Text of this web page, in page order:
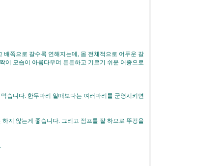
쪽으로 갈수록 연해지는데, 몸 전체적으로 어두운 갈
이 모습이 아름다우며 튼튼하고 기르기 쉬운 어종으로
습니다. 한두마리 일때보다는 여러마리를 군영시키면
지 않는게 좋습니다. 그리고 점프를 잘 하므로 뚜겅을